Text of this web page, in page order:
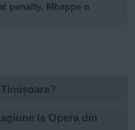
penalty, Mbappe o
la Opera din